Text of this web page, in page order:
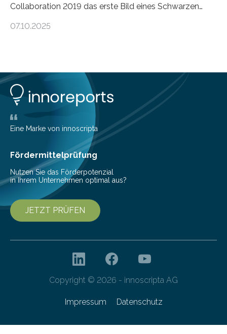
Collaboration 2019 das erste Bild eines Schwarzen
hatte der Astronom Heber Curtis einen seltsamen
werden auch von anderen Schwarzen Löchern
ausgeschickt. Theoretische Astrophysiker der Goethe-
Universität haben jetzt einen numerischen Code
entwickelt, mit dem sie mathematisch hoch präzise
beschreiben…
07.10.2025
Eine Marke von innoscripta
Fördermittelprüfung
Nutzen Sie das Förderpotenzial
in Ihrem Unternehmen optimal aus?
JETZT PRÜFEN
Copyright © 2026 - innoscripta AG
Impressum Datenschutz